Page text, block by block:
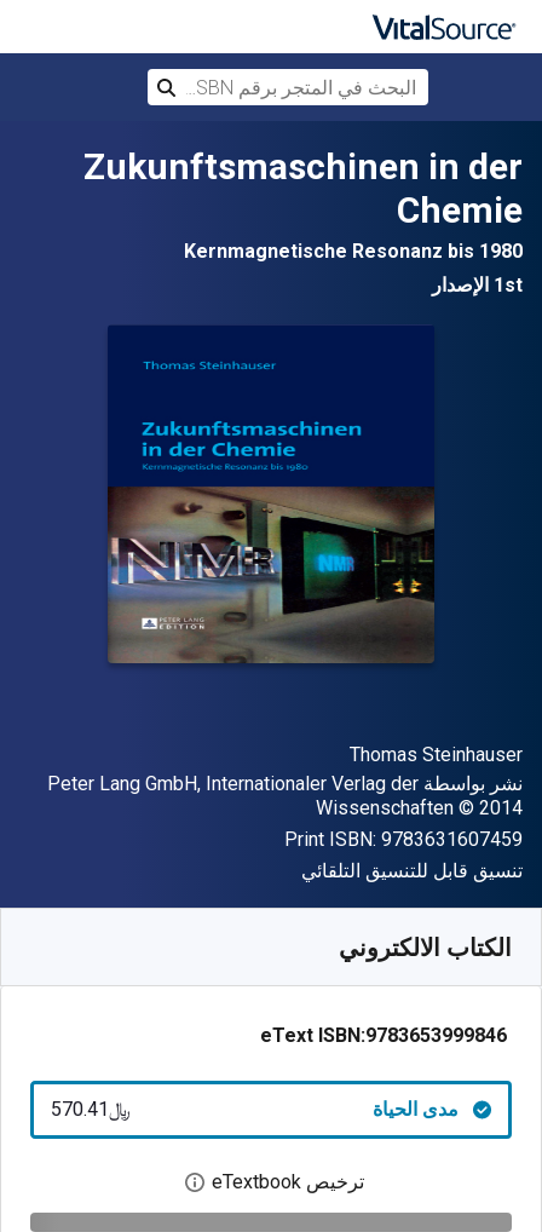
تخطي إلى المحتوى الرئيسي
Zukunftsmaschinen in der
Chemie
Kernmagnetische Resonanz bis 1980
1st الإصدار
المؤلف (المؤلفون)
Thomas Steinhauser
الناشر
نشر بواسطة Peter Lang GmbH, Internationaler Verlag der
Wissenschaften
حقوق الطبع والنشر © 2014
Print ISBN: 9783631607459
شكل
تنسيق قابل للتنسيق التلقائي
الكتاب الالكتروني
eText ISBN:9783653999846
مدى الحياة ﷼‎570.41
ترخيص eTextbook افتح مربع حوار